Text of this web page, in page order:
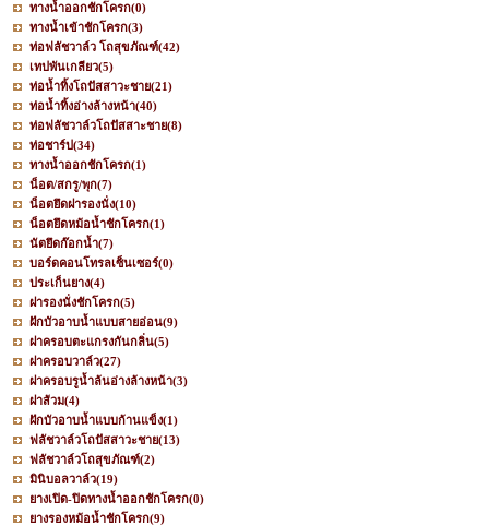
ทางน้ำออกชักโครก(0)
ทางน้ำเข้าชักโครก(3)
ท่อฟลัชวาล์ว โถสุขภัณฑ์(42)
เทปพันเกลียว(5)
ท่อน้ำทิ้งโถปัสสาวะชาย(21)
ท่อน้ำทิ้งอ่างล้างหน้า(40)
ท่อฟลัชวาล์วโถปัสสาะชาย(8)
ท่อชาร์ป(34)
ทางน้ำออกชักโครก(1)
น็อต/สกรู/พุก(7)
น็อตยึดฝารองนั่ง(10)
น็อตยึดหม้อน้ำชักโครก(1)
นัตยึดก๊อกน้ำ(7)
บอร์ดคอนโทรลเซ็นเซอร์(0)
ประเก็นยาง(4)
ฝารองนั่งชักโครก(5)
ฝักบัวอาบน้ำแบบสายอ่อน(9)
ฝาครอบตะแกรงกันกลิ่น(5)
ฝาครอบวาล์ว(27)
ฝาครอบรูน้ำล้นอ่างล้างหน้า(3)
ฝาส้วม(4)
ฝักบัวอาบน้ำแบบก้านแข็ง(1)
ฟลัชวาล์วโถปัสสาวะชาย(13)
ฟลัชวาล์วโถสุขภัณฑ์(2)
มินิบอลวาล์ว(19)
ยางเปิด-ปิดทางน้ำออกชักโครก(0)
ยางรองหม้อน้ำชักโครก(9)